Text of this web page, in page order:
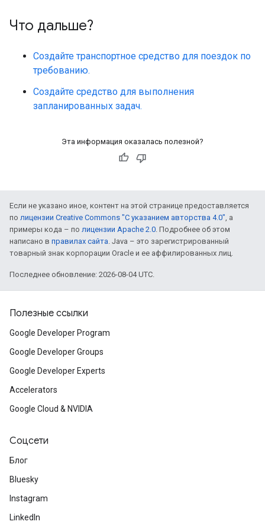
Что дальше?
Создайте транспортное средство для поездок по
требованию.
Создайте средство для выполнения
запланированных задач.
Эта информация оказалась полезной?
Если не указано иное, контент на этой странице предоставляется
по лицензии Creative Commons "С указанием авторства 4.0", а
примеры кода – по лицензии Apache 2.0. Подробнее об этом
написано в правилах сайта. Java – это зарегистрированный
товарный знак корпорации Oracle и ее аффилированных лиц.
Последнее обновление: 2026-08-04 UTC.
Полезные ссылки
Google Developer Program
Google Developer Groups
Google Developer Experts
Accelerators
Google Cloud & NVIDIA
Соцсети
Блог
Bluesky
Instagram
LinkedIn